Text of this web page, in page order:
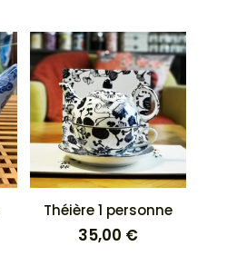
Théière 1 personne
35,00 €